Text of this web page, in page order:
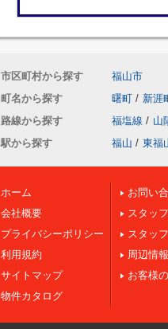
市区町村から探す
福山市
町名から探す
曙町 / 新涯
路線から探す
福塩線 / 山
駅から探す
福山 / 東福
ホーム
会社概要
プライバシーポリシー
利用規約
サイトマップ
物件カタログ
お問い
スタッ
スタッ
周辺情報
お客様